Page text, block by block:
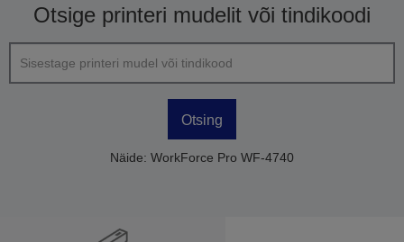
Otsige printeri mudelit või tindikoodi
Otsing
Näide: WorkForce Pro WF-4740